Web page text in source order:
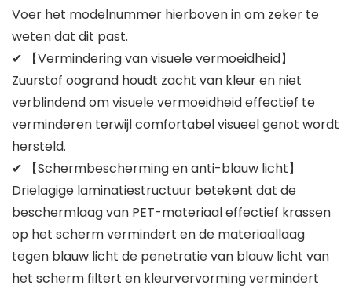
Voer het modelnummer hierboven in om zeker te
weten dat dit past.
✔ 【Vermindering van visuele vermoeidheid】
Zuurstof oogrand houdt zacht van kleur en niet
verblindend om visuele vermoeidheid effectief te
verminderen terwijl comfortabel visueel genot wordt
hersteld.
✔ 【Schermbescherming en anti-blauw licht】
Drielagige laminatiestructuur betekent dat de
beschermlaag van PET-materiaal effectief krassen
op het scherm vermindert en de materiaallaag
tegen blauw licht de penetratie van blauw licht van
het scherm filtert en kleurvervorming vermindert